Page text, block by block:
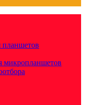
планшетов
микропланшетов